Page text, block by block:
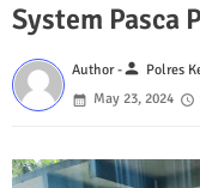
System Pasca
Author -person Polres
May 23, 2024